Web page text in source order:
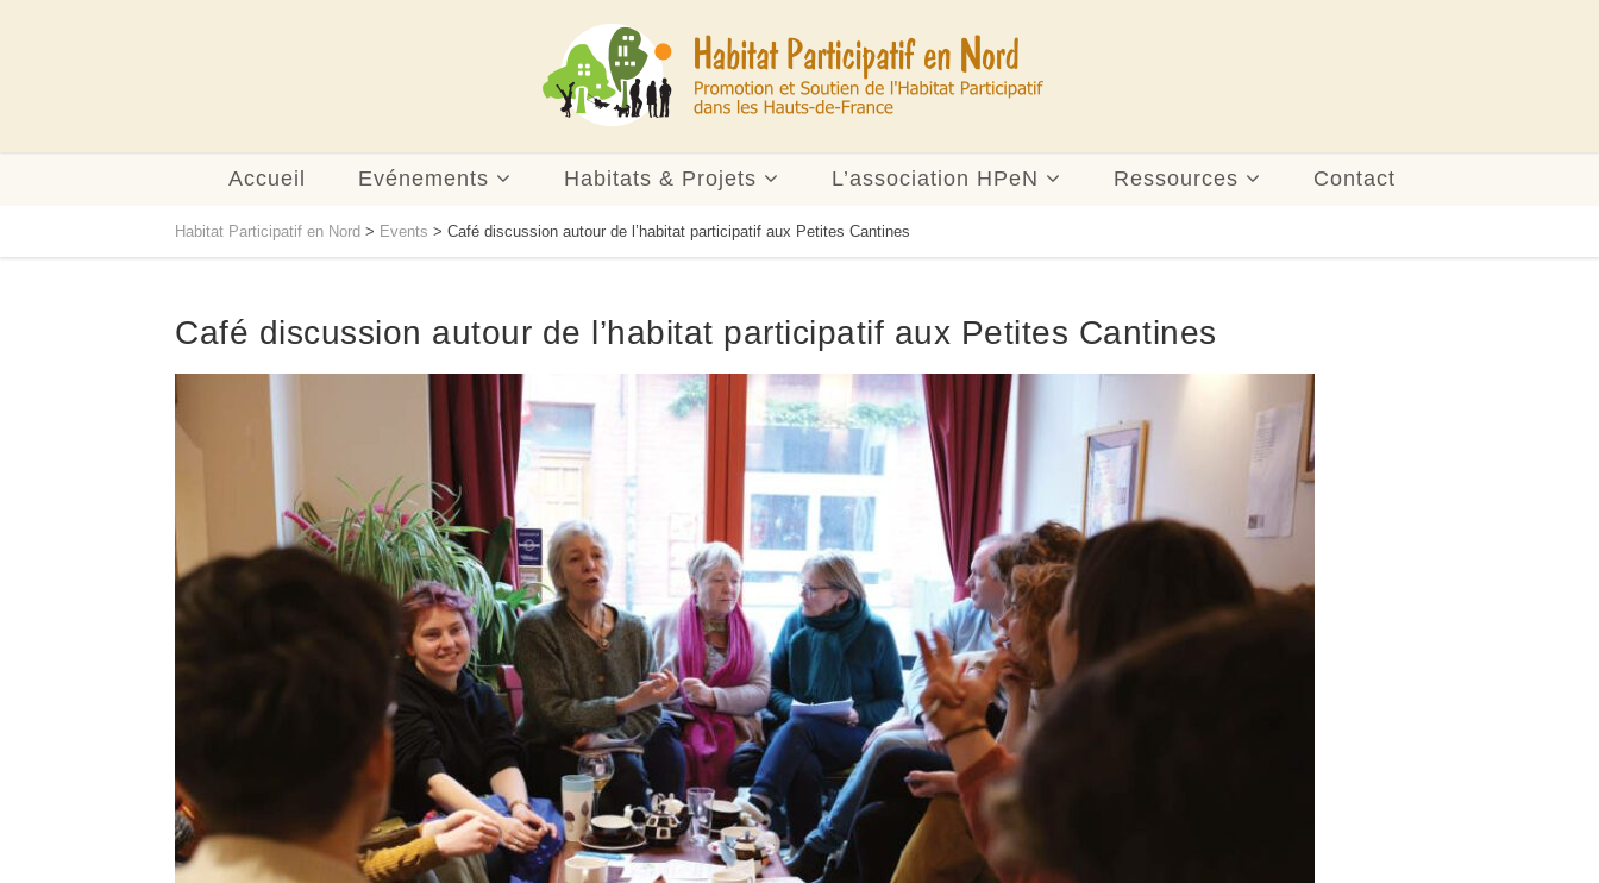
Accueil Evénements Habitats & Projets L’association HPeN Ressources Contact
Habitat Participatif en Nord > Events > Café discussion autour de l’habitat participatif aux Petites Cantines
Café discussion autour de l’habitat participatif aux Petites Cantines